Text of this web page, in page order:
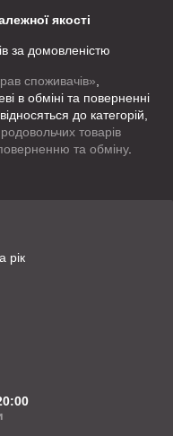
якості
за домовленістю
споживачів»
в обміні та поверненні
до категорій,
товарів
та обміну.
рік